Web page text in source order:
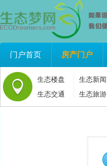
门户首页 房产门户
生态楼盘 生态新闻
生态交通
生态旅游